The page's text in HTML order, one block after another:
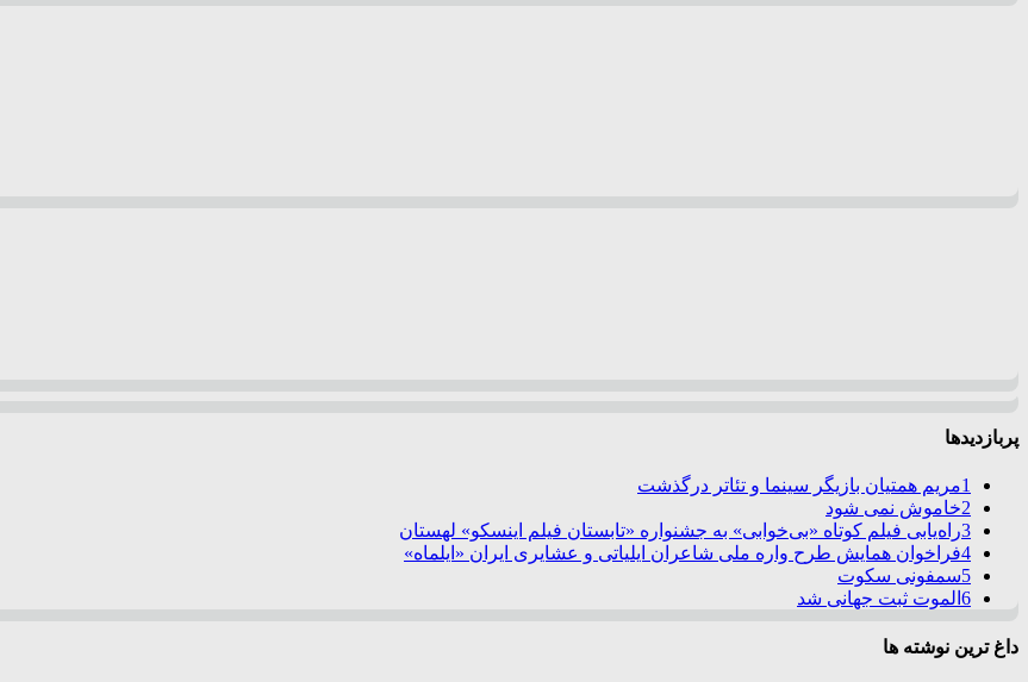
پربازدیدها
1مریم همتیان بازیگر سینما و تئاتر درگذشت
2خاموش نمی شود
3راه‌یابی فیلم کوتاه «بی‌خوابی» به جشنواره «تابستان فیلم اینسکو» لهستان
4فراخوان همایش طرح واره ملی شاعران ایلیاتی و عشایری ایران «ایلماه»
5سمفونی سکوت
6 الموت ثبت جهانی شد
داغ ترین نوشته ها